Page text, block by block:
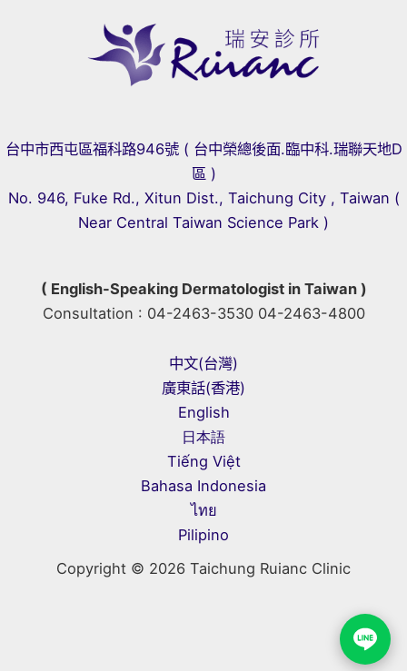
台中市西屯區福科路946號 ( 台中榮總後面.臨中科.瑞聯天地D
區 )
No. 946, Fuke Rd., Xitun Dist., Taichung City , Taiwan (
Near Central Taiwan Science Park )
( English-Speaking Dermatologist in Taiwan )
Consultation : 04-2463-3530 04-2463-4800
中文(台灣)
廣東話(香港)
English
日本語
Tiếng Việt
Bahasa Indonesia
ไทย
Pilipino
Copyright © 2026 Taichung Ruianc Clinic